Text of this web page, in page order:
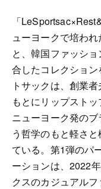
「
ューヨークで培わ
と、韓国ファッシ
合したコレクショ
トサックは、創業
もとにリップスト
ニューヨーク発の
う哲学のもと軽さ
ている。第1弾のパ
ーションは、2022
クスのカジュアル